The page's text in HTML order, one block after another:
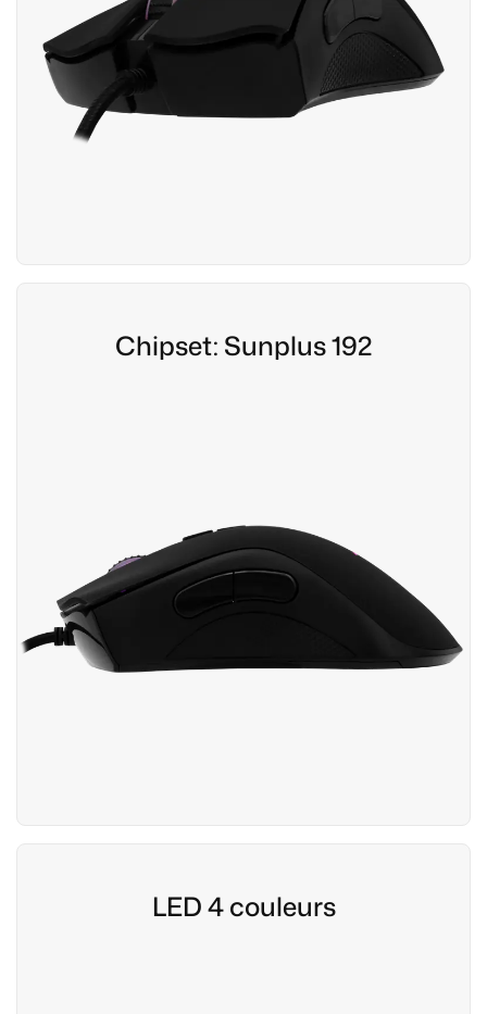
Chipset: Sunplus 192
LED 4 couleurs